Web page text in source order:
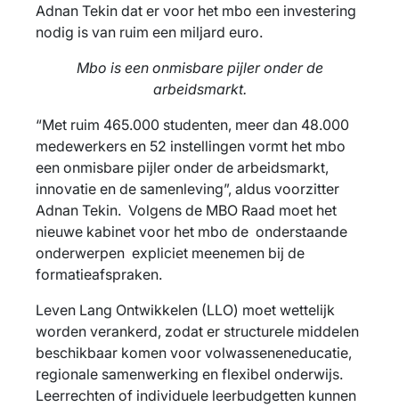
Adnan Tekin dat er voor het mbo een investering
nodig is van ruim een miljard euro.
Mbo is een onmisbare pijler onder de
arbeidsmarkt.
“Met ruim 465.000 studenten, meer dan 48.000
medewerkers en 52 instellingen vormt het mbo
een onmisbare pijler onder de arbeidsmarkt,
innovatie en de samenleving”, aldus voorzitter
Adnan Tekin. Volgens de MBO Raad moet het
nieuwe kabinet voor het mbo de onderstaande
onderwerpen expliciet meenemen bij de
formatieafspraken.
Leven Lang Ontwikkelen (LLO) moet wettelijk
worden verankerd, zodat er structurele middelen
beschikbaar komen voor volwasseneneducatie,
regionale samenwerking en flexibel onderwijs.
Leerrechten of individuele leerbudgetten kunnen